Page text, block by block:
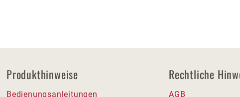
Produkthinweise
Bedienungsanleitungen
Rechtliche
AGB